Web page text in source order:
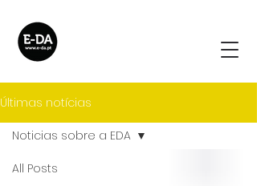
Últimas notícias
All Posts
Noticias sobre a EDA